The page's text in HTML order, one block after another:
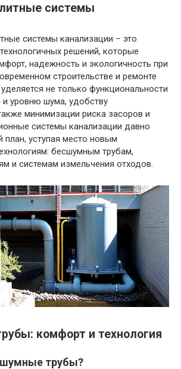
системы
системы канализации – это
решений, которые
надежность и экологичность при
строительстве и ремонте
не только функциональности
уровню шума, удобству
минимизации риска засоров и
системы канализации давно
план, уступая место новым
бесшумным трубам,
и системам измельчения отходов.
комфорт и технология
трубы?